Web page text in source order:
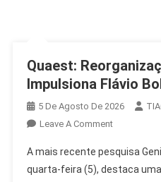
Quaest:
Impulsiona Flávio
5 De Agosto De 2026
Leave A CommentOn
Da
A mais recente pesquisa
quarta-feira (5), destaca